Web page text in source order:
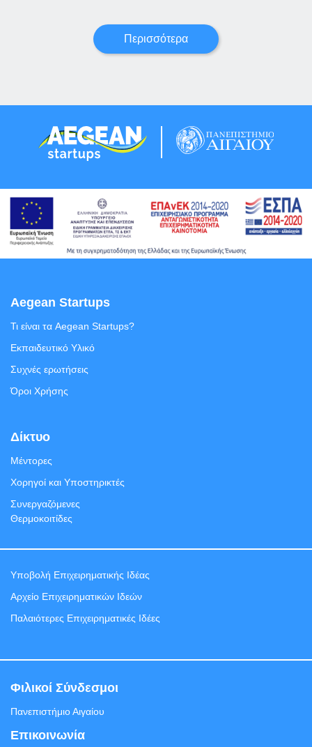
Περισσότερα
Aegean Startups
Τι είναι τα Aegean Startups?
Εκπαιδευτικό Υλικό
Συχνές ερωτήσεις
Όροι Χρήσης
Δίκτυο
Μέντορες
Χορηγοί και Υποστηρικτές
Συνεργαζόμενες
Θερμοκοιτίδες
Υποβολή Eπιχειρηματικής Ιδέας
Αρχείο Επιχειρηματικών Ιδεών
Παλαιότερες Επιχειρηματικές Ιδέες
Φιλικοί Σύνδεσμοι
Πανεπιστήμιο Αιγαίου
Επικοινωνία